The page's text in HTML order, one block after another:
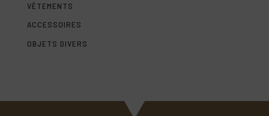
VÊTEMENTS
ACCESSOIRES
OBJETS DIVERS